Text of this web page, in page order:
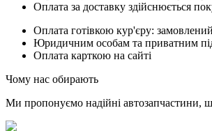
Оплата за доставку здійснюється
Оплата готівкою кур'єру:
Юридичним особам та приватним
Оплата карткою на сайті
Чому нас обирають
Ми пропонуємо надійні автозапчастини,